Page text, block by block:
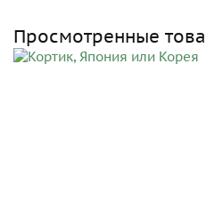
Просмотренные